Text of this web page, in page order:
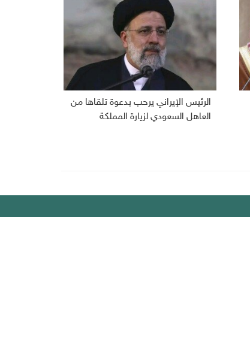
الرئيس الإيراني يرحب بدعوة تلقاها من
العاهل السعودي لزيارة المملكة